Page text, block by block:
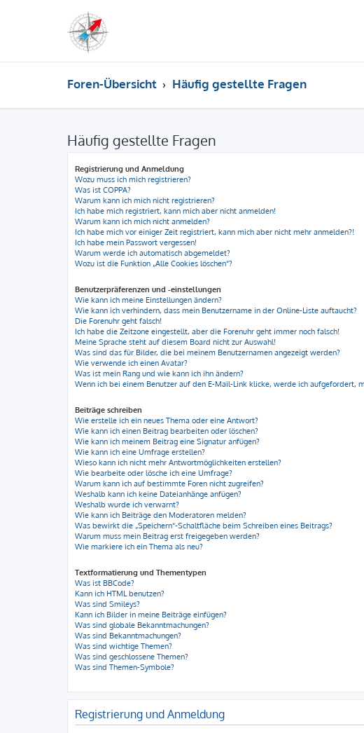
Foren-Übersicht Häufig gestellte Fragen
Häufig gestellte Fragen
Registrierung und Anmeldung
Wozu muss ich mich registrieren?
Was ist COPPA?
Warum kann ich mich nicht registrieren?
Ich habe mich registriert, kann mich aber nicht anmelden!
Warum kann ich mich nicht anmelden?
Ich habe mich vor einiger Zeit registriert, kann mich aber nicht mehr anmelden?!
Ich habe mein Passwort vergessen!
Warum werde ich automatisch abgemeldet?
Wozu ist die Funktion „Alle Cookies löschen“?
Benutzerpräferenzen und -einstellungen
Wie kann ich meine Einstellungen ändern?
Wie kann ich verhindern, dass mein Benutzername in der Online-Liste auftaucht?
Die Forenuhr geht falsch!
Ich habe die Zeitzone eingestellt, aber die Forenuhr geht immer noch falsch!
Meine Sprache steht auf diesem Board nicht zur Auswahl!
Was sind das für Bilder, die bei meinem Benutzernamen angezeigt werden?
Wie verwende ich einen Avatar?
Was ist mein Rang und wie kann ich ihn ändern?
Wenn ich bei einem Benutzer auf den E-Mail-Link klicke, werde ich aufgefordert,
Beiträge schreiben
Wie erstelle ich ein neues Thema oder eine Antwort?
Wie kann ich einen Beitrag bearbeiten oder löschen?
Wie kann ich meinem Beitrag eine Signatur anfügen?
Wie kann ich eine Umfrage erstellen?
Wieso kann ich nicht mehr Antwortmöglichkeiten erstellen?
Wie bearbeite oder lösche ich eine Umfrage?
Warum kann ich auf bestimmte Foren nicht zugreifen?
Weshalb kann ich keine Dateianhänge anfügen?
Weshalb wurde ich verwarnt?
Wie kann ich Beiträge den Moderatoren melden?
Was bewirkt die „Speichern“-Schaltfläche beim Schreiben eines Beitrags?
Warum muss mein Beitrag erst freigegeben werden?
Wie markiere ich ein Thema als neu?
Textformatierung und Thementypen
Was ist BBCode?
Kann ich HTML benutzen?
Was sind Smileys?
Kann ich Bilder in meine Beiträge einfügen?
Was sind globale Bekanntmachungen?
Was sind Bekanntmachungen?
Was sind wichtige Themen?
Was sind geschlossene Themen?
Was sind Themen-Symbole?
Registrierung und Anmeldung